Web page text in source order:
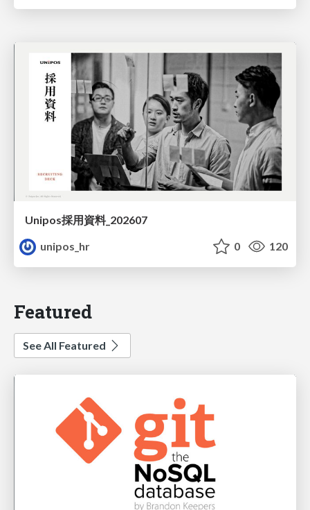
Unipos採用資料_202607
unipos_hr
0 120
Featured
See All Featured